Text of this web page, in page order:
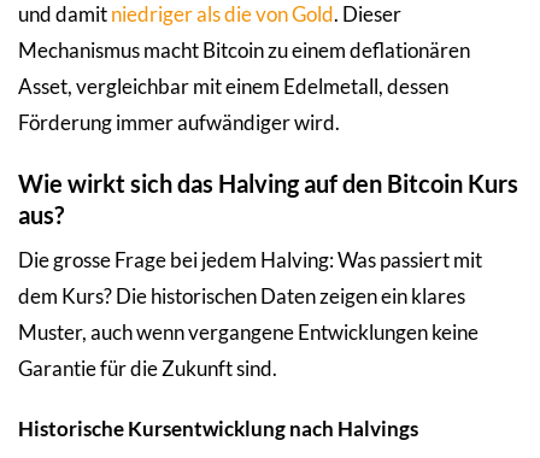
und damitniedriger als die von Gold. Dieser
Mechanismus macht Bitcoin zu einem deflationären
Asset, vergleichbar mit einem Edelmetall, dessen
Förderung immer aufwändiger wird.
Wie wirkt sich das Halving auf den Bitcoin Kurs
aus?
Die grosse Frage bei jedem Halving: Was passiert mit
dem Kurs? Die historischen Daten zeigen ein klares
Muster, auch wenn vergangene Entwicklungen keine
Garantie für die Zukunft sind.
Historische Kursentwicklung nach Halvings